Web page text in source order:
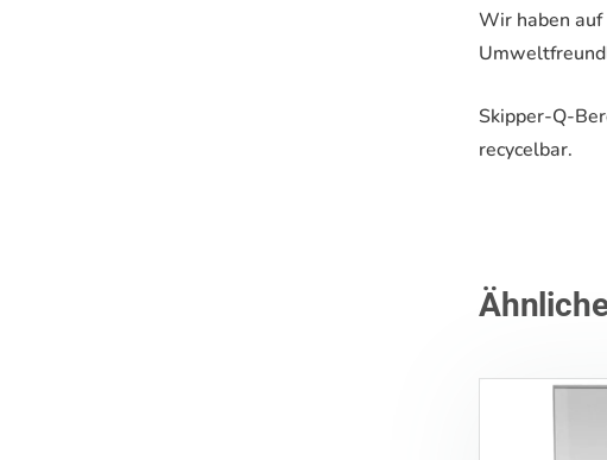
Wir haben
Skipper-Q-
recycelbar.